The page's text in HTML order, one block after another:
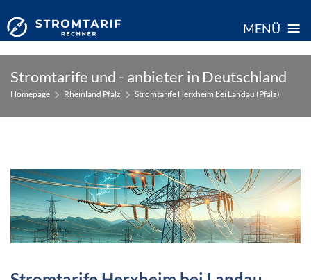
MENÜ ≡
content
Stromtarife und - anbieter in Deutschland
Homepage Rheinland Pfalz Stromtarife Herxheim bei Landau (Pfalz)